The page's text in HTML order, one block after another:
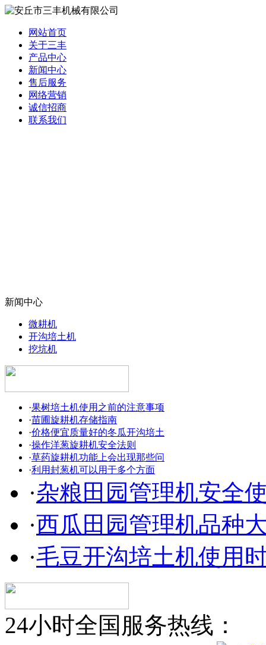
网站首页
关于三丰
产品中心
新闻中心
售后服务
网络营销
诚信招商
联系我们
新闻中心
微耕机
开沟培土机
挖坑机
·果树培土机使用之前的注意事项
·苗圃旋耕机存储指南
·价格便宜质量好的冬瓜开沟培土
·操作洋葱旋耕机安全法则
·草药旋耕机功能上会出现那些问
·利用封葱机可以用于多个方面
·杂粮田园管理机安全
·西瓜田园管理机品种
·毛豆开沟培土机使用
24小时全国服务热线：